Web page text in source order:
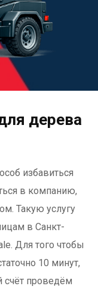
дерева
избавиться
в компанию,
Такую услугу
в Санкт-
. Для того чтобы
10 минут,
счёт проведём